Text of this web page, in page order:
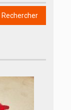
Rechercher